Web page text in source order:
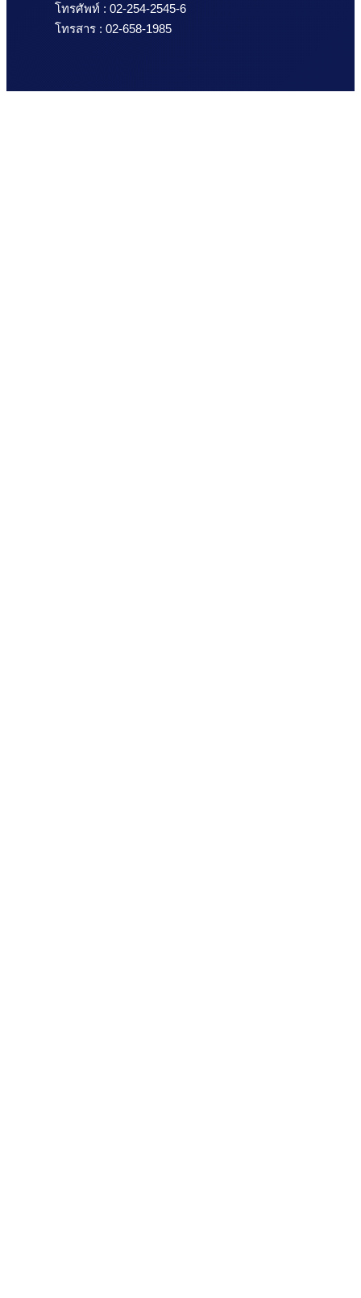
โทรศัพท์ : 02-254-2545-6
โทรสาร : 02-658-1985